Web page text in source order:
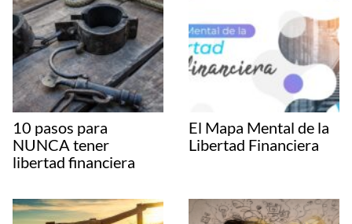
10 pasos para
NUNCA tener
libertad financiera
El Mapa Mental de la
Libertad Financiera